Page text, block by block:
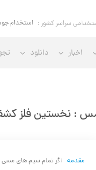
سراسر کشور : استخدام
اخبار دانلود
: نخستین فلز
مقدمه